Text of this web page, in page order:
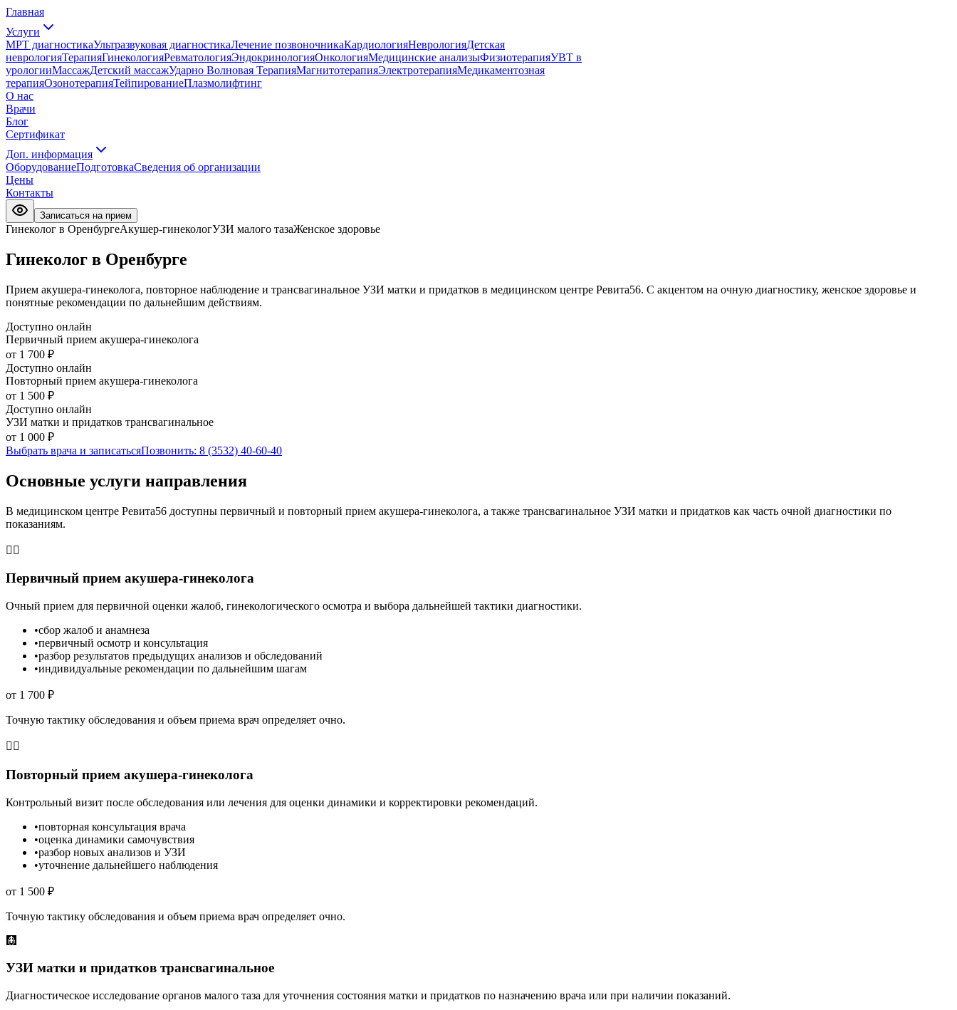
Главная
Услуги
МРТ диагностикаУльтразвуковая диагностикаЛечение позвоночникаКардиологияНеврологияДетская
неврологияТерапияГинекологияРевматологияЭндокринологияОнкологияМедицинские анализыФизиотерапияУВТ в
урологииМассажДетский массажУдарно Волновая ТерапияМагнитотерапияЭлектротерапияМедикаментозная
терапияОзонотерапияТейпированиеПлазмолифтинг
О нас
Врачи
Блог
Сертификат
Доп. информация
ОборудованиеПодготовкаСведения об организации
Цены
Контакты
Записаться на прием
Гинеколог в ОренбургеАкушер-гинекологУЗИ малого тазаЖенское здоровье
Гинеколог в Оренбурге
Прием акушера-гинеколога, повторное наблюдение и трансвагинальное УЗИ матки и придатков в медицинском центре Ревита56. С акцентом на очную диагностику, женское здоровье и
понятные рекомендации по дальнейшим действиям.
Доступно онлайн
Первичный прием акушера-гинеколога
от 1 700 ₽
Доступно онлайн
Повторный прием акушера-гинеколога
от 1 500 ₽
Доступно онлайн
УЗИ матки и придатков трансвагинальное
от 1 000 ₽
Выбрать врача и записатьсяПозвонить: 8 (3532) 40-60-40
Основные услуги направления
В медицинском центре Ревита56 доступны первичный и повторный прием акушера-гинеколога, а также трансвагинальное УЗИ матки и придатков как часть очной диагностики по
показаниям.
👩‍⚕️
Первичный прием акушера-гинеколога
Очный прием для первичной оценки жалоб, гинекологического осмотра и выбора дальнейшей тактики диагностики.
•сбор жалоб и анамнеза
•первичный осмотр и консультация
•разбор результатов предыдущих анализов и обследований
•индивидуальные рекомендации по дальнейшим шагам
от 1 700 ₽
Точную тактику обследования и объем приема врач определяет очно.
👩‍⚕️
Повторный прием акушера-гинеколога
Контрольный визит после обследования или лечения для оценки динамики и корректировки рекомендаций.
•повторная консультация врача
•оценка динамики самочувствия
•разбор новых анализов и УЗИ
•уточнение дальнейшего наблюдения
от 1 500 ₽
Точную тактику обследования и объем приема врач определяет очно.
🩻
УЗИ матки и придатков трансвагинальное
Диагностическое исследование органов малого таза для уточнения состояния матки и придатков по назначению врача или при наличии показаний.